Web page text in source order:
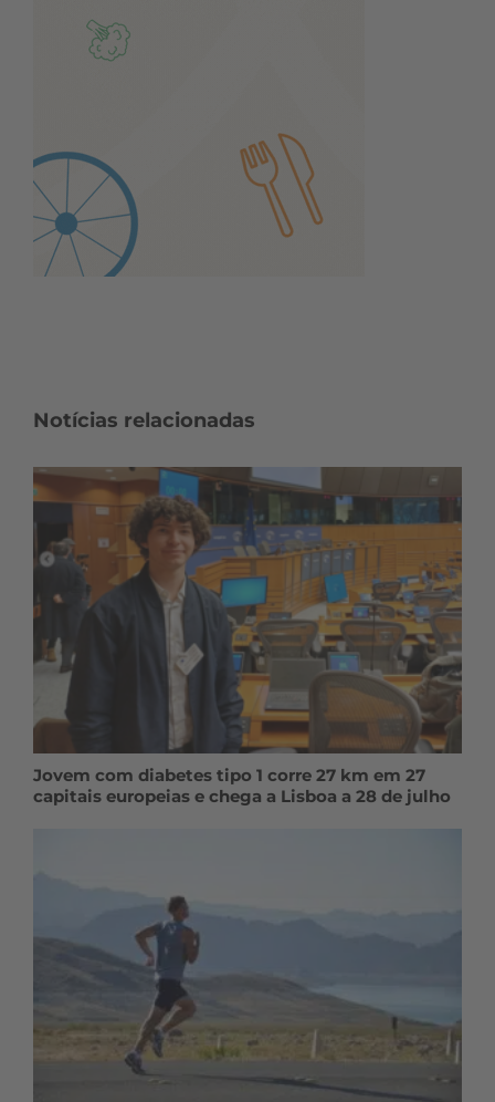
Notícias relacionadas
Jovem com diabetes tipo 1 corre 27 km em 27
capitais europeias e chega a Lisboa a 28 de julho